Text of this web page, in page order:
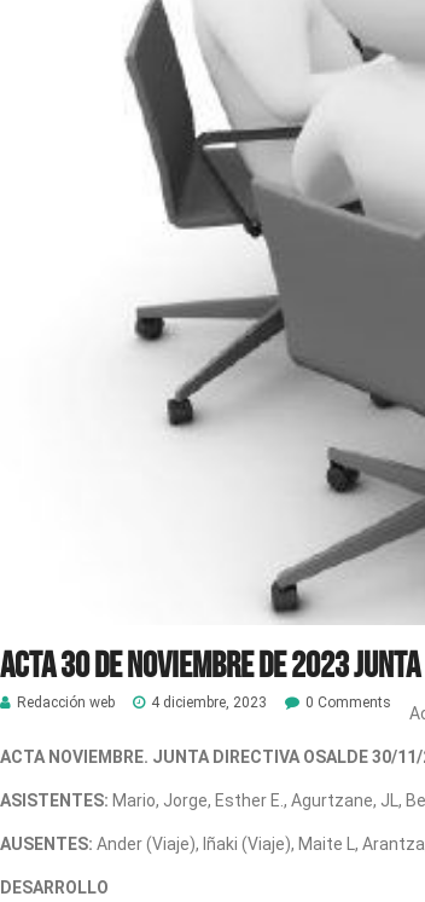
ACTA 30 de noviembre de 2023
Redacción web 4 diciembre, 2023 0 Comments
ACTA NOVIEMBRE. JUNTA DIRECTIVA OSALDE 30/
ASISTENTES: Mario, Jorge, Esther E., Agurtzane, JL,
AUSENTES: Ander (Viaje), Iñaki (Viaje), Maite L,
DESARROLLO